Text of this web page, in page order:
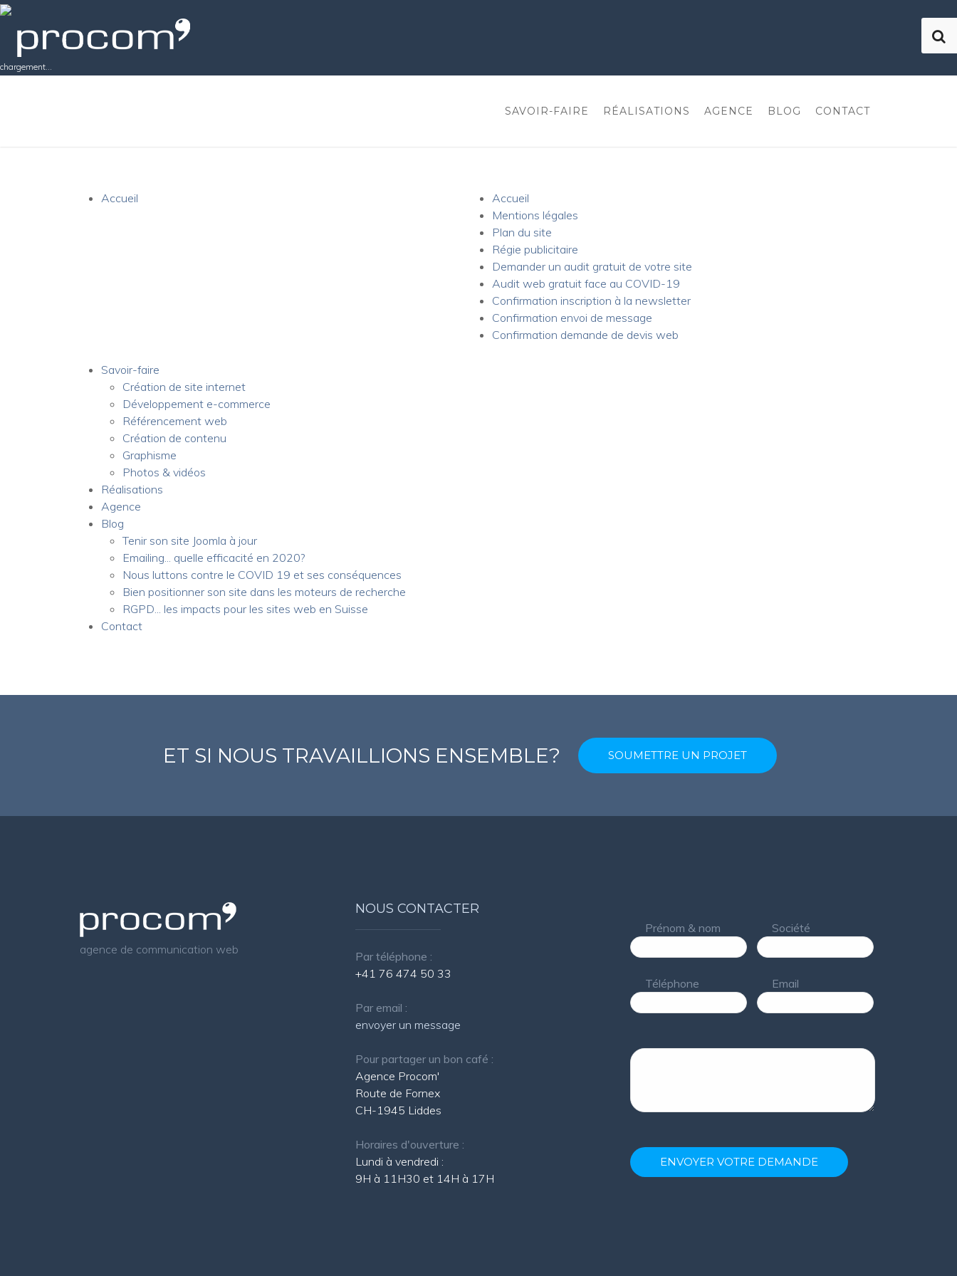
chargement...
SAVOIR-FAIRE RÉALISATIONS AGENCE BLOG CONTACT
Accueil
Accueil
Mentions légales
Plan du site
Régie publicitaire
Demander un audit gratuit de votre site
Audit web gratuit face au COVID-19
Confirmation inscription à la newsletter
Confirmation envoi de message
Confirmation demande de devis web
Savoir-faire
Création de site internet
Développement e-commerce
Référencement web
Création de contenu
Graphisme
Photos & vidéos
Réalisations
Agence
Blog
Tenir son site Joomla à jour
Emailing... quelle efficacité en 2020?
Nous luttons contre le COVID 19 et ses conséquences
Bien positionner son site dans les moteurs de recherche
RGPD... les impacts pour les sites web en Suisse
Contact
ET SI NOUS TRAVAILLIONS ENSEMBLE? SOUMETTRE UN PROJET
agence de communication web
NOUS CONTACTER
Par téléphone :
+41 76 474 50 33
Par email :
envoyer un message
Pour partager un bon café :
Agence Procom'
Route de Fornex
CH-1945 Liddes
Horaires d'ouverture :
Lundi à vendredi :
9H à 11H30 et 14H à 17H
Prénom & nom Société
Téléphone Email
ENVOYER VOTRE DEMANDE